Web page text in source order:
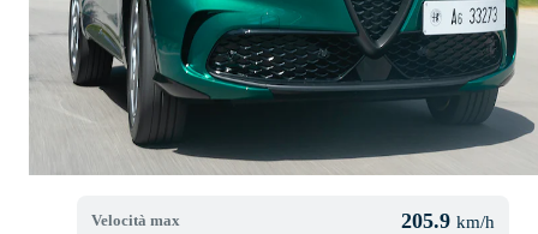
Velocità max 205.9 km/h